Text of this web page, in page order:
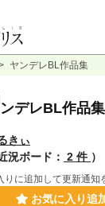
ヤンデレBL作品集
デレBL作品集
きぃ
況ボード： 2 件 ）
りに追加して更新通知
お気に入り追